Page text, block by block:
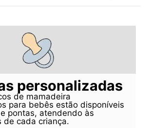
personalizadas
de mamadeira
para bebês estão disponíveis
pontas, atendendo às
de cada criança.